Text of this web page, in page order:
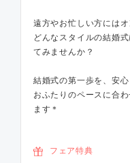
遠方やお忙しい方には
どんなスタイルの結婚
てみませんか？
結婚式の第一歩を、安
おふたりのペースに合
ます＊
フェア特典